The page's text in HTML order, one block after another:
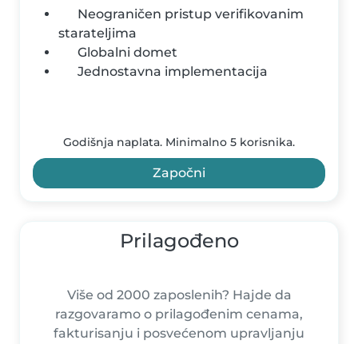
Neograničen pristup verifikovanim
starateljima
Globalni domet
Jednostavna implementacija
Godišnja naplata. Minimalno 5 korisnika.
Započni
Prilagođeno
Više od 2000 zaposlenih? Hajde da
razgovaramo o prilagođenim cenama,
fakturisanju i posvećenom upravljanju